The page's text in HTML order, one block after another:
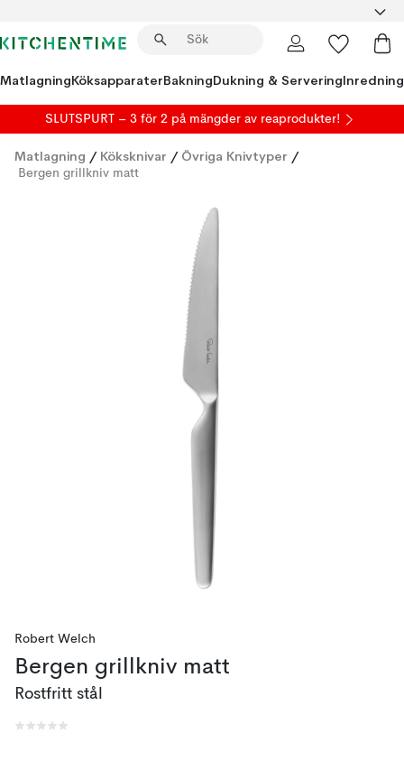
MatlagningKöksapparaterBakningDukning & ServeringInredning
SLUTSPURT – 3 för 2 på mängder av reaprodukter!
Matlagning / Köksknivar / Övriga Knivtyper /
Bergen grillkniv matt
Robert Welch
Bergen grillkniv matt
Rostfritt stål